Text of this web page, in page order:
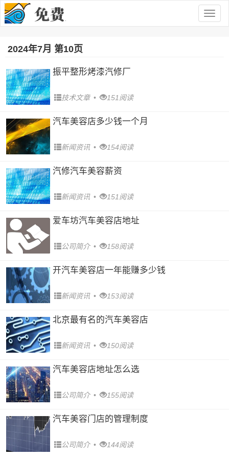
2024年7月 第10页
振平整形烤漆汽修厂
技术文章 • 151阅读
汽车美容店多少钱一个月
新闻资讯 • 154阅读
汽修汽车美容薪资
新闻资讯 • 151阅读
爱车坊汽车美容店地址
公司简介 • 158阅读
开汽车美容店一年能赚多少钱
新闻资讯 • 153阅读
北京最有名的汽车美容店
新闻资讯 • 150阅读
汽车美容店地址怎么选
公司简介 • 155阅读
汽车美容门店的管理制度
公司简介 • 144阅读